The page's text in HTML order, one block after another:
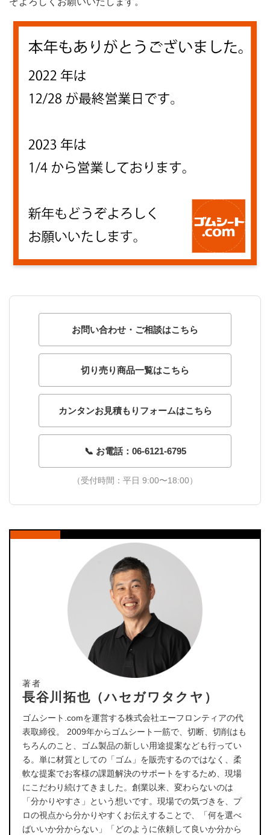
お問い合わせ・ご相談はこちら
切り売り商品一覧はこちら
カンタンお見積もりフォームはこちら
📞 お電話：06-6121-6795
（受付時間：平日 9:00〜18:00）
著者
長谷川拓也（ハセガワタクヤ）
ゴムシート.comを運営する株式会社エーフロンティアの代
表取締役。 2009年からゴムシート一筋で、切断、切削はも
ちろんのこと、ゴム製品の新しい用途提案なども行ってい
る。単に材質としての「ゴム」を販売するのではなく、柔
軟な提案でお客様の課題解決のサポートをするため、現場
にこだわり続けてきました。創業以来、変わらないのは
「分かりやすさ」という想いです。現場での気づきを、プ
ロの視点から分かりやすくお伝えすることで、「何を選べ
ばいいか分からない」「どのように依頼して良いか分から